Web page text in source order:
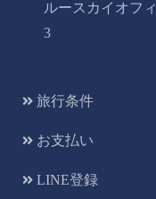
ルースカイオフ
3
旅行条件
お支払い
LINE登録